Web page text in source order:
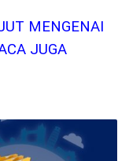
MENGENAI
JUGA